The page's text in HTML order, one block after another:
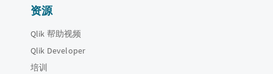
资源
Qlik 帮助视频
Qlik Developer
培训